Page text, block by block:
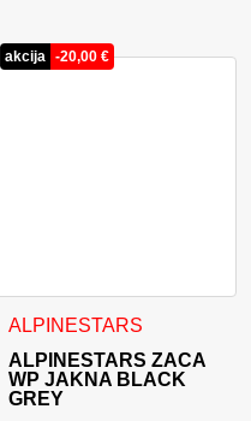
lahko izberete na
akcija -20,00 €
ALPINESTARS
ALPINESTARS ZACA
WP JAKNA BLACK
GREY
Ta izdelek ima več različic.